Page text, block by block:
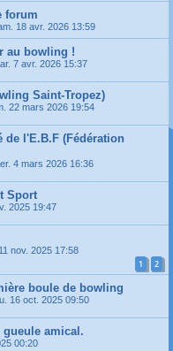
forum
18 avr. 2026 13:59
au bowling !
7 avr. 2026 15:37
Saint-Tropez)
22 mars 2026 19:54
de l'E.B.F (Fédération
4 mars 2026 16:36
Sport
2025 19:47
nov. 2025 17:58
1 2
boule de bowling
16 oct. 2025 09:50
gueule amical.
00:20